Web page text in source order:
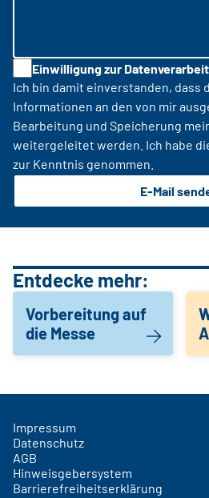
Einwilligung zur
Ich bin damit einverstanden, dass
Informationen an den von mir
Bearbeitung und Speicherung
weitergeleitet werden. Ich habe
zur Kenntnis genommen.
E-Mail
Entdecke mehr:
Vorbereitung auf
die Messe
Impressum
Datenschutz
AGB
Hinweisgebersystem
Barrierefreiheitserklärung